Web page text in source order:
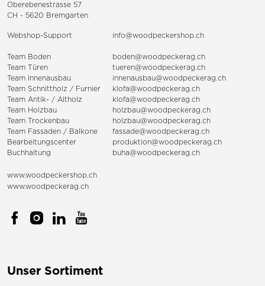
Oberebenestrasse 57
CH - 5620 Bremgarten
Webshop-Support info@woodpeckershop.ch
Team Boden
boden@woodpeckerag.ch
Team Türen
tueren@woodpeckerag.ch
Team Innenausbau
innenausbau@woodpeckerag.ch
Team Schnittholz / Furnier
klofa@woodpeckerag.ch
Team Antik- / Altholz
klofa@woodpeckerag.ch
Team Holzbau
holzbau@woodpeckerag.ch
Team Trockenbau
holzbau@woodpeckerag.ch
Team Fassaden / Balkone
fassade@woodpeckerag.ch
Bearbeitungscenter
produktion@woodpeckerag.ch
Buchhaltung
buha@woodpeckerag.ch
www.woodpeckershop.ch
www.woodpeckerag.ch
Unser Sortiment